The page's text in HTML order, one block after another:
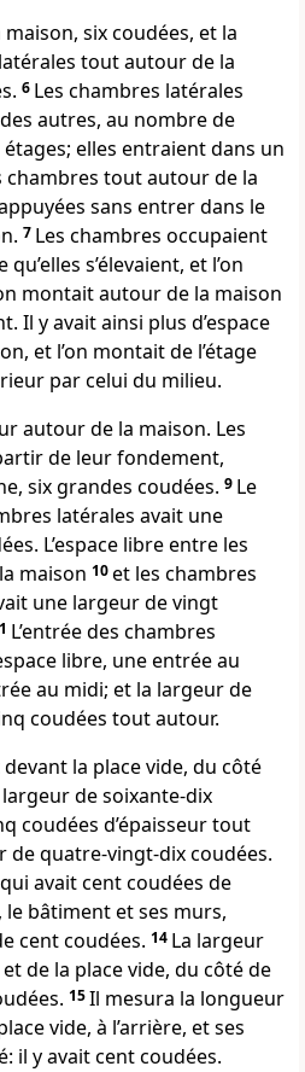
six coudées, et la
tout autour de la
6 Les chambres latérales
autres, au nombre de
elles entraient dans un
tout autour de la
sans entrer dans le
7 Les chambres occupaient
s’élevaient, et l’on
montait autour de la maison
Il y avait ainsi plus d’espace
et l’on montait de l’étage
par celui du milieu.
autour de la maison. Les
de leur fondement,
six grandes coudées. 9 Le
latérales avait une
L’espace libre entre les
maison 10et les chambres
une largeur de vingt
L’entrée des chambres
libre, une entrée au
au midi; et la largeur de
coudées tout autour.
la place vide, du côté
de soixante-dix
coudées d’épaisseur tout
de quatre-vingt-dix coudées.
avait cent coudées de
le bâtiment et ses murs,
cent coudées. 14 La largeur
de la place vide, du côté de
15Il mesura la longueur
vide, à l’arrière, et ses
il y avait cent coudées.